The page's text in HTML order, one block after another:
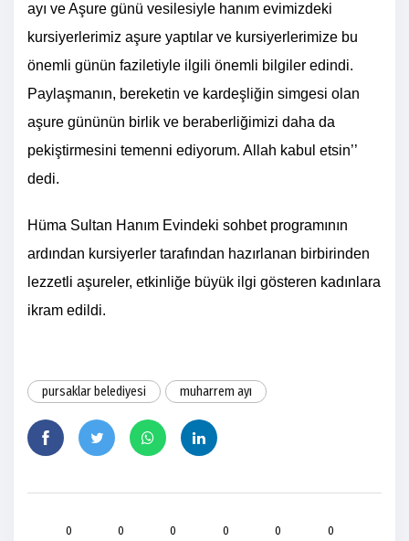
ayı ve Aşure günü vesilesiyle hanım evimizdeki
kursiyerlerimiz aşure yaptılar ve kursiyerlerimize bu
önemli günün faziletiyle ilgili önemli bilgiler edindi.
Paylaşmanın, bereketin ve kardeşliğin simgesi olan
aşure gününün birlik ve beraberliğimizi daha da
pekiştirmesini temenni ediyorum. Allah kabul etsin’’
dedi.
Hüma Sultan Hanım Evindeki sohbet programının
ardından kursiyerler tarafından hazırlanan birbirinden
lezzetli aşureler, etkinliğe büyük ilgi gösteren kadınlara
ikram edildi.
pursaklar belediyesi muharrem ayı
0 0 0 0 0 0